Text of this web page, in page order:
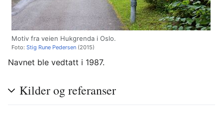
Motiv fra veien Hukgrenda i Oslo.
Foto: Stig Rune Pedersen (2015)
Navnet ble vedtatt i 1987.
Kilder og referanser